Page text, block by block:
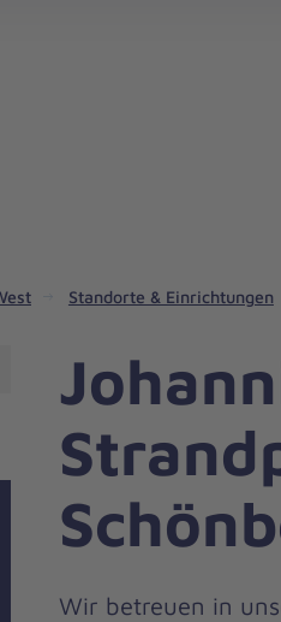
Standorte & Einrichtungen
Wir betreuen in